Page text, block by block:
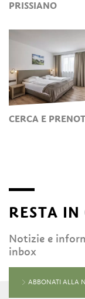
PRISSIANO
CERCA E
RESTA
Notizie e
inbox
ABBONATI ALLA